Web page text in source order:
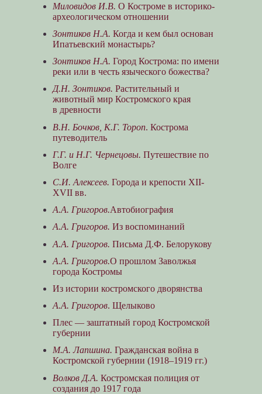
Миловидов И.В. О Костроме в историко-
археологическом отношении
Зонтиков Н.А. Когда и кем был основан
Ипатьевский монастырь?
Зонтиков Н.А. Город Кострома: по имени
реки или в честь языческого божества?
Д.Н. Зонтиков. Растительный и
животный мир Костромского края
в древности
В.Н. Бочков, К.Г. Тороп. Кострома
путеводитель
Г.Г. и Н.Г. Чернецовы. Путешествие по
Волге
С.И. Алексеев. Города и крепости XII-
XVII вв.
А.А. Григоров.Автобиография
А.А. Григоров. Из воспоминаний
А.А. Григоров. Письма Д.Ф. Белорукову
А.А. Григоров.О прошлом Заволжья
города Костромы
Из истории костромского дворянства
А.А. Григоров. Щелыково
Плес — заштатный город Костромской
губернии
М.А. Лапшина. Гражданская война в
Костромской губернии (1918–1919 гг.)
Волков Д.А. Костромская полиция от
создания до 1917 года